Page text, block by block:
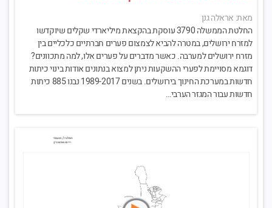
מאת: אראלה גנן
החלטת הממשלה 3790 עוסקת בהקצאת מיליארדי שקלים שיוקדשו
למזרח ירושלים, במטרה להביא לצמצום פערים חברתיים כלכליים בין
מזרח ירושלים למערבה. כאשר מדברים על פערים אלו, למה מתכוונים?
דוגמא מסויימת לפערי ההשקעות ניתן למצוא בנתונים אודות בינוי כיתות
חדשות במערכת החינוך בירושלים. בשנים 1989-2017 נבנו 885 כיתות
חדשות עבור המגזר הערבי…